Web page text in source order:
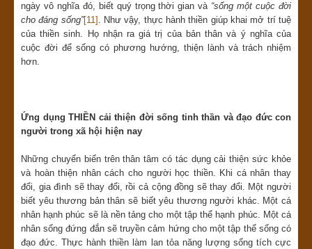
ngày vô nghĩa đó, biết quý trọng thời gian và “sống một cuộc đời
cho đáng sống”[11] . Như vậy, thực hành thiền giúp khai mở trí tuệ
của thiền sinh. Họ nhận ra giá trị của bản thân và ý nghĩa của
cuộc đời để sống có phương hướng, thiện lành và trách nhiệm
hơn.
Ứng dụng THIỀN cải thiện đời sống tinh thần và đạo đức con
người trong xã hội hiện nay
Những chuyển biến trên thân tâm có tác dụng cải thiện sức khỏe
và hoàn thiện nhân cách cho người học thiền. Khi cá nhân thay
đổi, gia đình sẽ thay đổi, rồi cả cộng đồng sẽ thay đổi. Một người
biết yêu thương bản thân sẽ biết yêu thương người khác. Một cá
nhân hạnh phúc sẽ là nền tảng cho một tập thể hạnh phúc. Một cá
nhân sống đứng đắn sẽ truyền cảm hứng cho một tập thể sống có
đạo đức. Thực hành thiền làm lan tỏa năng lượng sống tích cực